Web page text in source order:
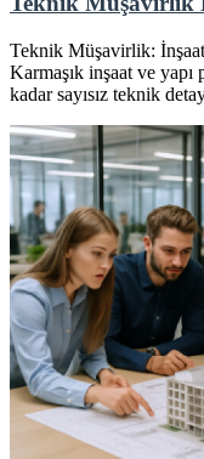
Teknik Müşavirlik:
Karmaşık inşaat ve
kadar sayısız teknik